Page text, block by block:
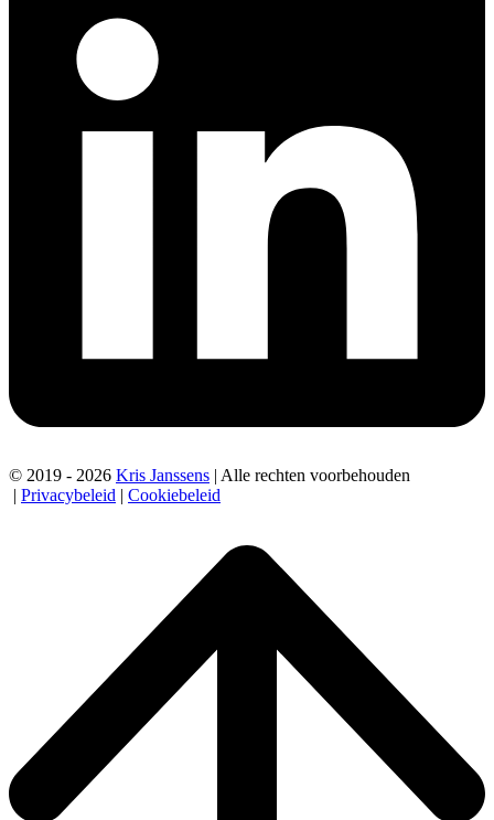
© 2019 - 2026 Kris Janssens | Alle rechten voorbehouden
| Privacybeleid | Cookiebeleid